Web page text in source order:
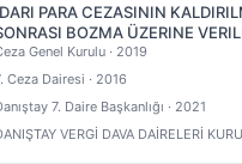
PARA CEZASININ
BOZMA ÜZERINE
Genel Kurulu · 2019
Ceza Dairesi · 2016
7. Daire Başkanlığı · 2021
VERGİ DAVA DAİRELERİ